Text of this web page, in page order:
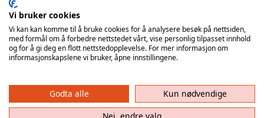
Ansvarlig redaktør: Tore Solberg
Haslum HK har ikke ansvar for innhold på eksterne nettsider som det lenkes til. Kopiering
av materiale fra Haslum HK for bruk annet sted er ikke tillatt uten avtale.
Vi bruker cookies
Vi kan kan komme til å bruke cookies for å analysere besøk på nettsiden,
med formål om å forbedre nettstedet vårt, vise personlig tilpasset innhold
og for å gi deg en flott nettstedopplevelse. For mer informasjon om
informasjonskapslene vi bruker, åpne innstillingene.
Godta alle
Kun nødvendige